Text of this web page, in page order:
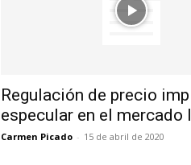
Regulación de precio
especular en el mercado
Carmen Picado - 15 de abril de 2020